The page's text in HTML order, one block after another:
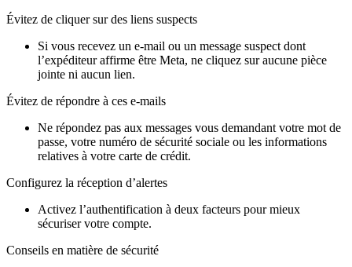
Évitez de cliquer sur des liens suspects
Si vous recevez un e-mail ou un message suspect dont
l’expéditeur affirme être Meta, ne cliquez sur aucune pièce
jointe ni aucun lien.
Évitez de répondre à ces e-mails
Ne répondez pas aux messages vous demandant votre mot de
passe, votre numéro de sécurité sociale ou les informations
relatives à votre carte de crédit.
Configurez la réception d’alertes
Activez l’authentification à deux facteurs pour mieux
sécuriser votre compte.
Conseils en matière de sécurité